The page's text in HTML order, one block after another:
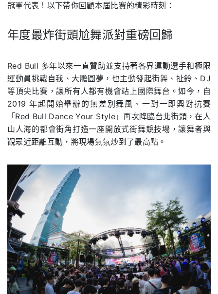
冠軍代表！以下帶你回顧本屆比賽的精彩時刻：
年度最炸街頭尬舞派對重磅回歸
Red Bull 多年以來一直贊助並支持著各界運動選手和極限
運動員挑戰自我、大膽圓夢，也主動發起街舞、扯鈴、DJ
等頂尖比賽，讓所有人都有機會站上國際舞台。如今，自
2019 年起開始舉辦的無差別舞風、一對一即興對抗賽
「Red Bull Dance Your Style」再次降臨台北街頭，在人
山人海的都會街角打造一座開放式街舞競技場，讓舞者與
觀眾近距離互動，將現場氣氛炒到了最高點。